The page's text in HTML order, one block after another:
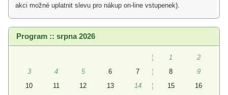
akci možné uplatnit slevu pro nákup on-line vstupenek).
Program :: srpna 2026
¦ 1
2
3
4 5 6 7 ¦ 8
9
10
11 12 13 14 ¦ 15
16